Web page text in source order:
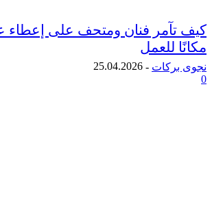
فنان ومتحف على إعطاء عامل
-
25.04.2026